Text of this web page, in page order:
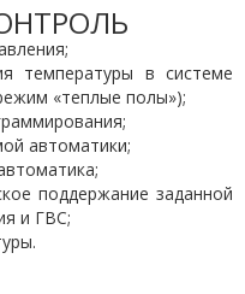
температуры в системе
«теплые полы»);
автоматики;
поддержание заданной
и ГВС;